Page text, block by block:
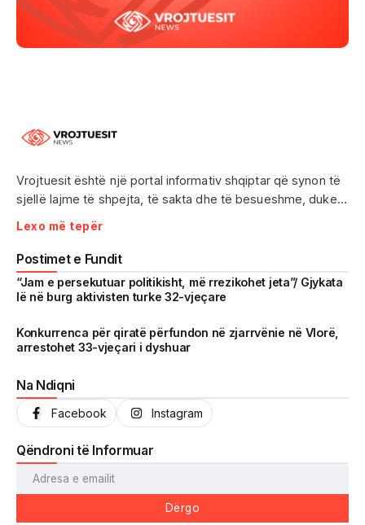
Vrojtuesit është një portal informativ shqiptar që synon të
sjellë lajme të shpejta, të sakta dhe të besueshme, duke
treguar realitetin pa çensurë. Fokus i punës sonë janë
ngjarjet e aktualitetit, problematikat sociale, denoncimet
qytetare dhe zhvillimet që prekin drejtpërdrejt jetën e
përditshme të shqiptarëve.
arritura në një kohë shumë të shkurtër, Vrojtuesit është
kthyer në një zë të fortë informimi dhe një pasqyrë reale të
Lexo më tepër
Postimet e Fundit
“Jam e persekutuar politikisht, më rrezikohet jeta”/ Gjykata
lë në burg aktivisten turke 32-vjeçare
Konkurrenca për qiratë përfundon në zjarrvënie në Vlorë,
arrestohet 33-vjeçari i dyshuar
Na Ndiqni
Facebook Instagram
Qëndroni të Informuar
Dërgo